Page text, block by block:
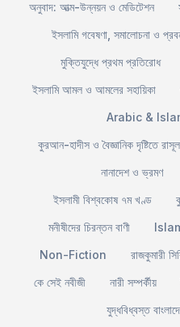
অনুবাদ: আত্ম-উন্নয়ন ও মেডিটেশন
ইসলামি গবেষণা, সমালোচনা ও
মুক্তিযুদ্ধে প্রথম প্রতিরোধ
ইসলামি আমল ও আমলের সহায়িকা
Arabic &
কুরআন-হাদীস ও বৈজ্ঞানিক দৃষ্টিতে
নানাদেশ ও ভ্রমণ
ইসলামী বিশ্বকোষ ৭ম খণ্ড
মনীষীদের চিরন্তন বাণী
Non-Fiction
রাজকুমারী
কে সেই নবীজী
নারী সম্পর্কীয়
যুদ্ধবিধ্বস্ত